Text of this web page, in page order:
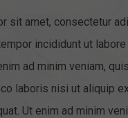
sit amet, consectetur
incididunt ut
ad minim veniam,
laboris nisi ut aliquip
Ut enim ad minim